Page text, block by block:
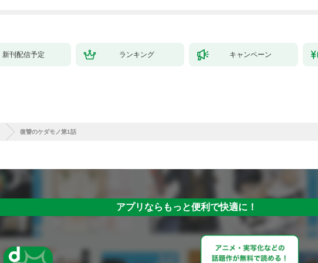
新刊配信予定 ランキング キャンペーン
復讐のケダモノ第1話
アプリならもっと便利で快適に！